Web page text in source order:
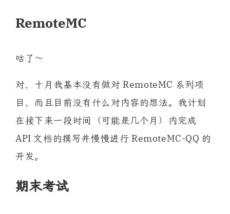
RemoteMC
咕了～
对，十月我基本没有做对 RemoteMC 系列项
目，而且目前没有什么对内容的想法。我计划
在接下来一段时间（可能是几个月）内完成
API 文档的撰写并慢慢进行 RemoteMC-QQ 的
开发。
期末考试